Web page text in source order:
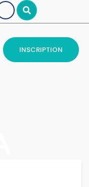
INSCRIPTION